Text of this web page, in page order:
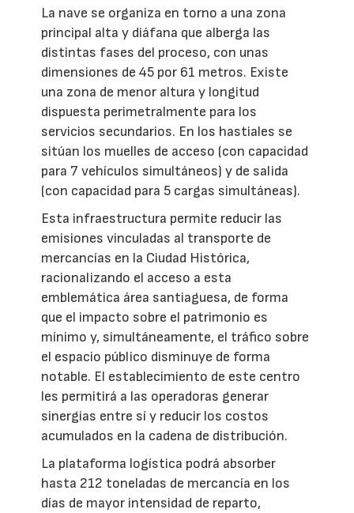
La nave se organiza en torno a una zona
principal alta y diáfana que alberga las
distintas fases del proceso, con unas
dimensiones de 45 por 61 metros. Existe
una zona de menor altura y longitud
dispuesta perimetralmente para los
servicios secundarios. En los hastiales se
sitúan los muelles de acceso (con capacidad
para 7 vehículos simultáneos) y de salida
(con capacidad para 5 cargas simultáneas).
Esta infraestructura permite reducir las
emisiones vinculadas al transporte de
mercancías en la Ciudad Histórica,
racionalizando el acceso a esta
emblemática área santiaguesa, de forma
que el impacto sobre el patrimonio es
mínimo y, simultáneamente, el tráfico sobre
el espacio público disminuye de forma
notable. El establecimiento de este centro
les permitirá a las operadoras generar
sinergias entre sí y reducir los costos
acumulados en la cadena de distribución.
La plataforma logística podrá absorber
hasta 212 toneladas de mercancía en los
días de mayor intensidad de reparto,